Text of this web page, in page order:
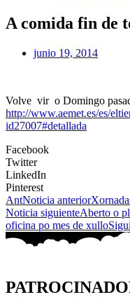
A comida fin de
junio 19, 2014
Volve vir o Domingo
http://www.aemet.es/es/
id27007#detallada
Facebook
Twitter
LinkedIn
Pinterest
AntNoticia anterior
Noticia siguienteAberto o
oficina po mes de xullo